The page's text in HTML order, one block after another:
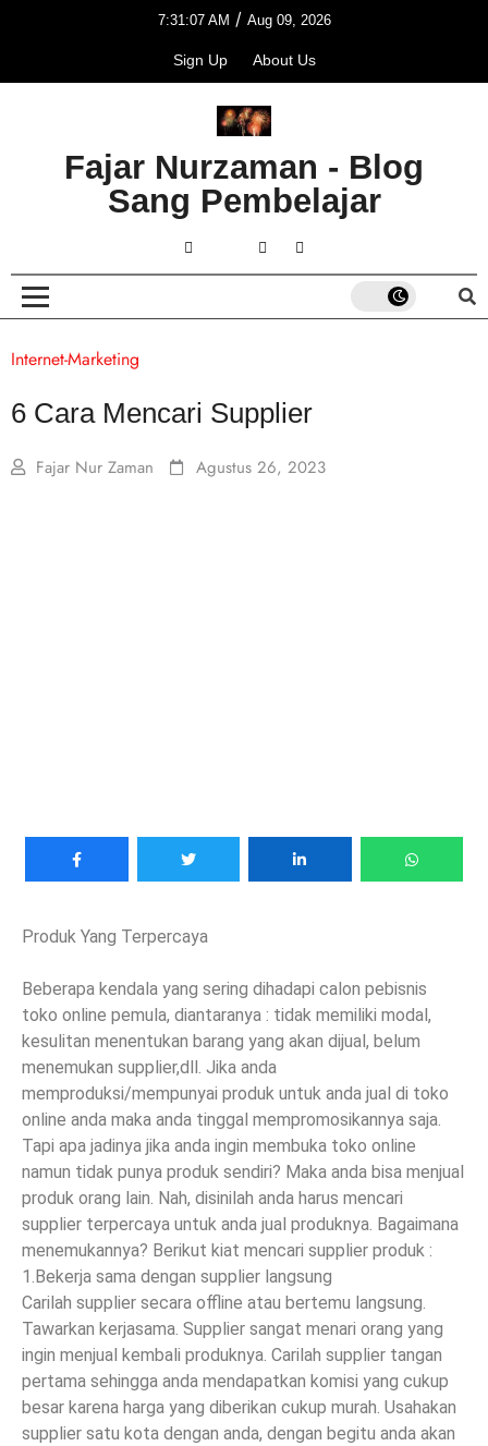
7:31:07 AM / Aug 09, 2026
Sign Up About Us
Fajar Nurzaman - Blog
Sang Pembelajar
Internet-Marketing
6 Cara Mencari Supplier
Fajar Nur Zaman Agustus 26, 2023
Produk Yang Terpercaya
Beberapa kendala yang sering dihadapi calon pebisnis
toko online pemula, diantaranya : tidak memiliki modal,
kesulitan menentukan barang yang akan dijual, belum
menemukan supplier,dll. Jika anda
memproduksi/mempunyai produk untuk anda jual di toko
online anda maka anda tinggal mempromosikannya saja.
Tapi apa jadinya jika anda ingin membuka toko online
namun tidak punya produk sendiri? Maka anda bisa menjual
produk orang lain. Nah, disinilah anda harus mencari
supplier terpercaya untuk anda jual produknya. Bagaimana
menemukannya? Berikut kiat mencari supplier produk :
1.Bekerja sama dengan supplier langsung
Carilah supplier secara offline atau bertemu langsung.
Tawarkan kerjasama. Supplier sangat menari orang yang
ingin menjual kembali produknya. Carilah supplier tangan
pertama sehingga anda mendapatkan komisi yang cukup
besar karena harga yang diberikan cukup murah. Usahakan
supplier satu kota dengan anda, dengan begitu anda akan